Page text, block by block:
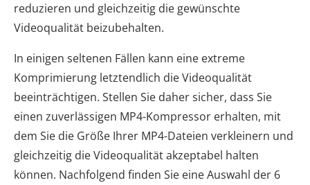
reduzieren und gleichzeitig die gewünschte
Videoqualität beizubehalten.
In einigen seltenen Fällen kann eine extreme
Komprimierung letztendlich die Videoqualität
beeinträchtigen. Stellen Sie daher sicher, dass Sie
einen zuverlässigen MP4-Kompressor erhalten, mit
dem Sie die Größe Ihrer MP4-Dateien verkleinern und
gleichzeitig die Videoqualität akzeptabel halten
können. Nachfolgend finden Sie eine Auswahl der 6